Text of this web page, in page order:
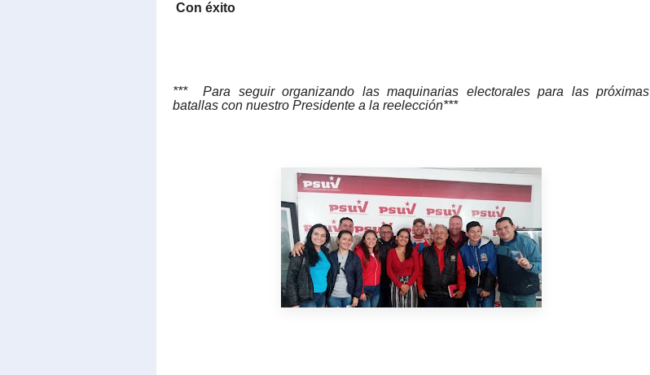
Con éxito
*** Para seguir organizando las maquinarias electorales para las próximas
batallas con nuestro Presidente a la reelección***